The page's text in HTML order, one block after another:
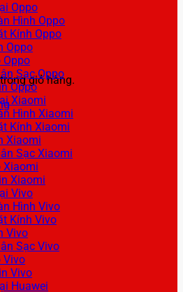
giỏ hàng.
Oppo
Hình Oppo
Kính Oppo
Oppo
Oppo
Sạc Oppo
Oppo
Xiaomi
Hình Xiaomi
Kính Xiaomi
Xiaomi
Sạc Xiaomi
Xiaomi
Xiaomi
Vivo
Hình Vivo
Kính Vivo
Vivo
Sạc Vivo
Vivo
Vivo
Huawei